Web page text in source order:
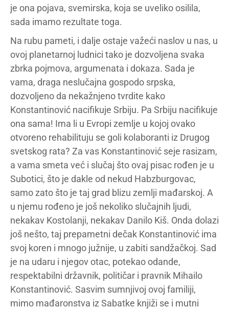
je ona pojava, svemirska, koja se uveliko osilila,
sada imamo rezultate toga.
Na rubu pameti, i dalje ostaje važeći naslov u nas, u
ovoj planetarnoj ludnici tako je dozvoljena svaka
zbrka pojmova, argumenata i dokaza. Sada je
vama, draga neslučajna gospodo srpska,
dozvoljeno da nekažnjeno tvrdite kako
Konstantinović nacifikuje Srbiju. Pa Srbiju nacifikuje
ona sama! Ima li u Evropi zemlje u kojoj ovako
otvoreno rehabilituju se goli kolaboranti iz Drugog
svetskog rata? Za vas Konstantinović seje rasizam,
a vama smeta već i slučaj što ovaj pisac rođen je u
Subotici, što je dakle od nekud Habzburgovac,
samo zato što je taj grad blizu zemlji mađarskoj. A
u njemu rođeno je još nekoliko slučajnih ljudi,
nekakav Kostolanji, nekakav Danilo Kiš. Onda dolazi
još nešto, taj prepametni dečak Konstantinović ima
svoj koren i mnogo južnije, u zabiti sandžačkoj. Sad
je na udaru i njegov otac, potekao odande,
respektabilni državnik, političar i pravnik Mihailo
Konstantinović. Sasvim sumnjivoj ovoj familiji,
mimo mađaronstva iz Sabatke knjiži se i mutni